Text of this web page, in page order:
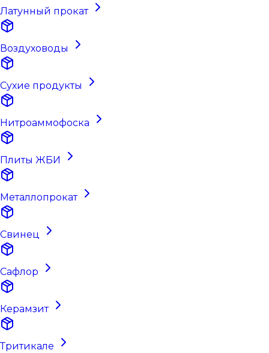
Латунный прокат
Воздуховоды
Сухие продукты
Нитроаммофоска
Плиты ЖБИ
Металлопрокат
Свинец
Сафлор
Керамзит
Тритикале